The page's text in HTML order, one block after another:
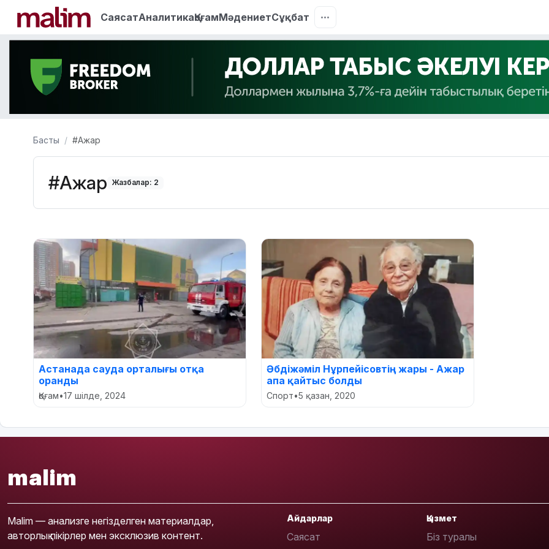
СаясатАналитикаҚоғамМәдениетСұқбат
Басты #Ажар
#Ажар Жазбалар: 2
Астанада сауда орталығы отқа
оранды
Қоғам•17 шілде, 2024
Әбдіжәміл Нұрпейісовтің жары - Ажар
апа қайтыс болды
Спорт•5 қазан, 2020
malim
Malim — анализге негізделген материалдар,
авторлық пікірлер мен эксклюзив контент.
Айдарлар
Саясат
Қызмет
Біз туралы